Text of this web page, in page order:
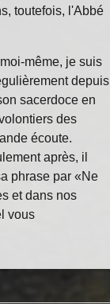
toutefois, l'Abbé
même, je suis
depuis
sacerdoce en
des
écoute.
après, il
phrase par «Ne
et dans nos
vous